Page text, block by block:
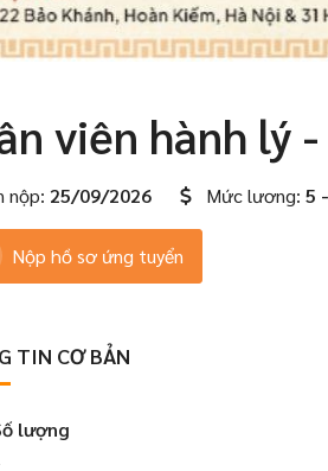
viên hành lý
nộp: 25/09/2026 Mức lương: 5
Nộp hồ sơ ứng tuyển
TIN CƠ BẢN
lượng